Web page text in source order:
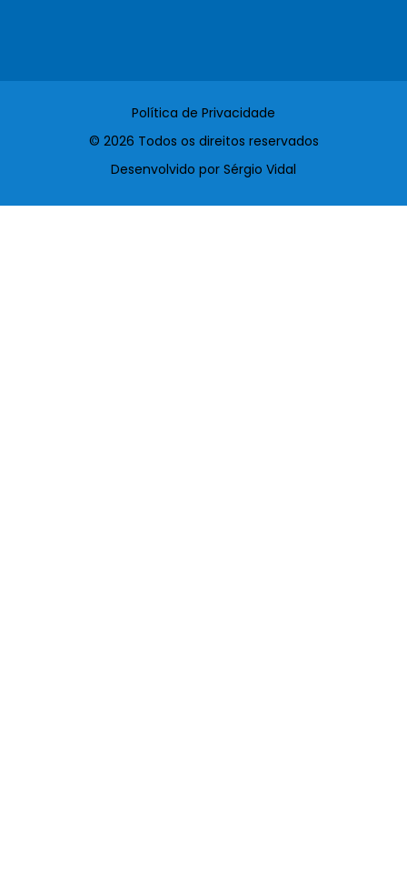
Política de Privacidade
© 2026 Todos os direitos reservados
Desenvolvido por Sérgio Vidal